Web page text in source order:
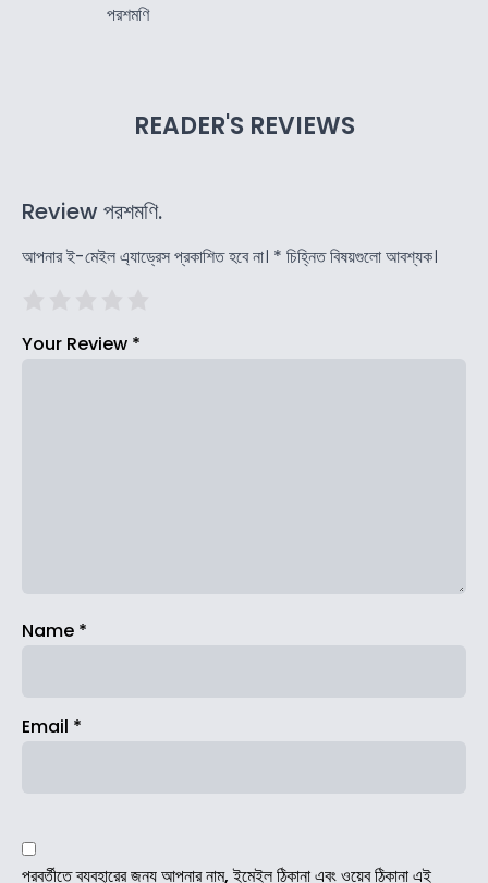
পরশমণি
READER'S REVIEWS
Review পরশমণি.
আপনার ই-মেইল এ্যাড্রেস প্রকাশিত হবে না। * চিহ্নিত বিষয়গুলো আবশ্যক।
Your Review *
Name *
Email *
পরবর্তীতে ব্যবহারের জন্য আপনার নাম, ইমেইল ঠিকানা এবং ওয়েব ঠিকানা এই